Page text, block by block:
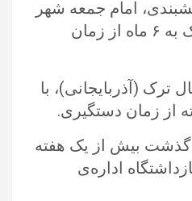
امام جمعه شهر
راسک، با گذشت نزدیک به ۶ ماه از زمان
(آذربایجانی)، با
از زمان دستگیری.‏
گذشت بیش از یک هفته
اداره‌ی